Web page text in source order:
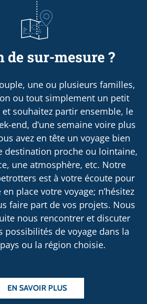
de sur-mesure ?
une ou plusieurs familles,
ou tout simplement un petit
et souhaitez partir ensemble, le
end, d’une semaine voire plus
avez en tête un voyage bien
destination proche ou lointaine,
une atmosphère, etc. Notre
est à votre écoute pour
place votre voyage; n’hésitez
faire part de vos projets. Nous
nous rencontrer et discuter
possibilités de voyage dans la
ou la région choisie.
EN SAVOIR PLUS